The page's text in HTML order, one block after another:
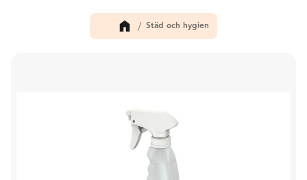
Städ och hygien